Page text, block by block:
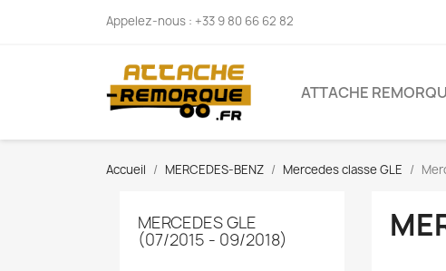
Appelez-nous : +33 9 80 66 62 82
ATTACHE
Accueil MERCEDES-BENZ Mercedes classe GLE
MERCEDES GLE
(07/2015 - 09/2018)